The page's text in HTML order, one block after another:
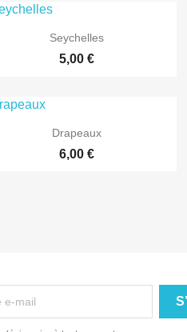
Aperçu rapide
Seychelles
5,00 €
Aperçu rapide
Drapeaux
6,00 €